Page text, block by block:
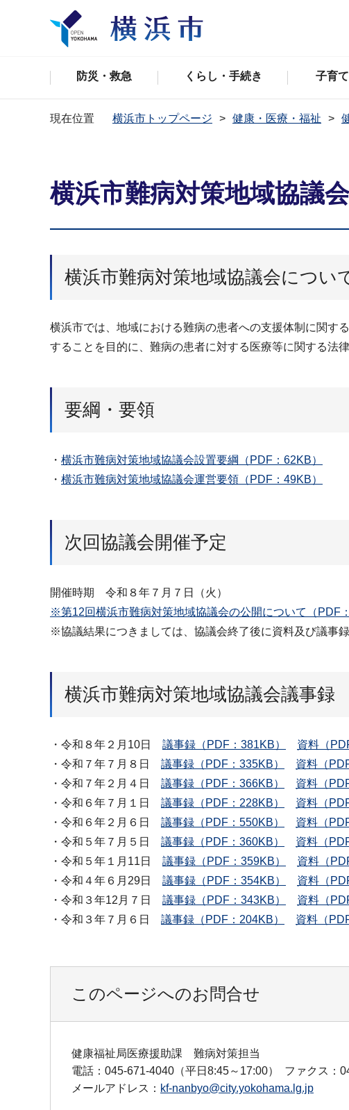
防災・救急 くらし・手続き 子育
現在位置 横浜市トップページ 健康・医療・福祉
横浜市難病対策地域協議会
横浜市難病対策地域協議会につい
横浜市では、地域における難病の患者への支援体制に関す
することを目的に、難病の患者に対する医療等に関する法
要綱・要領
・ 横浜市難病対策地域協議会設置要綱（PDF：62KB）
・ 横浜市難病対策地域協議会運営要領（PDF：49KB）
次回協議会開催予定
開催時期 令和８年７月７日（火）
※第12回横浜市難病対策地域協議会の公開について（PDF
※協議結果につきましては、協議会終了後に資料及び議事
横浜市難病対策地域協議会議事録
・令和８年２月10日 議事録（PDF：381KB）
資料（
・令和７年７月８日 議事録（PDF：335KB）
資料（
・令和７年２月４日 議事録（PDF：366KB）
資料（
・令和６年７月１日 議事録（PDF：228KB）
資料（
・令和６年２月６日 議事録（PDF：550KB）
資料（
・令和５年７月５日 議事録（PDF：360KB）
資料（
・令和５年１月11日 議事録（PDF：359KB）
資料（
・令和４年６月29日 議事録（PDF：354KB）
資料（
・令和３年12月７日 議事録（PDF：343KB）
資料（
・令和３年７月６日 議事録（PDF：204KB） 資料（
このページへのお問合せ
健康福祉局医療援助課 難病対策担当
電話：045-671-4040（平日8:45～17:00）
ファクス：
メールアドレス： kf-nanbyo@city.yokohama.lg.jp